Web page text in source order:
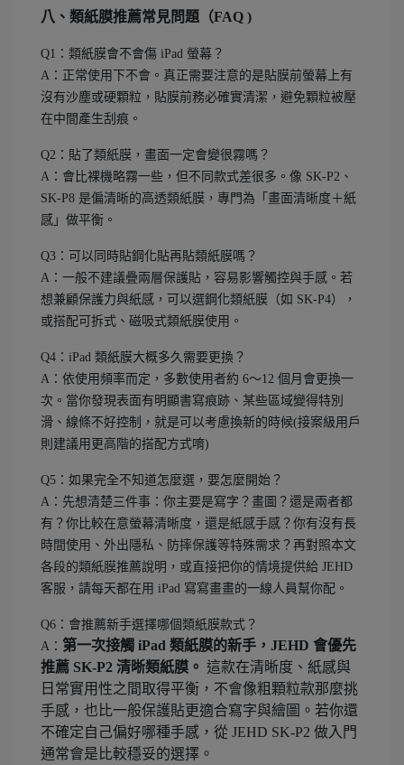
八、類紙膜推薦常見問題（FAQ )
Q1：類紙膜會不會傷 iPad 螢幕？
A：正常使用下不會。真正需要注意的是貼膜前螢幕上有
沒有沙塵或硬顆粒，貼膜前務必確實清潔，避免顆粒被壓
在中間產生刮痕。
Q2：貼了類紙膜，畫面一定會變很霧嗎？
A：會比裸機略霧一些，但不同款式差很多。像 SK-P2、
SK-P8 是偏清晰的高透類紙膜，專門為「畫面清晰度＋紙
感」做平衡。
Q3：可以同時貼鋼化貼再貼類紙膜嗎？
A：一般不建議疊兩層保護貼，容易影響觸控與手感。若
想兼顧保護力與紙感，可以選鋼化類紙膜（如 SK-P4），
或搭配可拆式、磁吸式類紙膜使用。
Q4：iPad 類紙膜大概多久需要更換？
A：依使用頻率而定，多數使用者約 6～12 個月會更換一
次。當你發現表面有明顯書寫痕跡、某些區域變得特別
滑、線條不好控制，就是可以考慮換新的時候(接案級用戶
則建議用更高階的搭配方式唷)
Q5：如果完全不知道怎麼選，要怎麼開始？
A：先想清楚三件事：你主要是寫字？畫圖？還是兩者都
有？你比較在意螢幕清晰度，還是紙感手感？你有沒有長
時間使用、外出隱私、防摔保護等特殊需求？再對照本文
各段的類紙膜推薦說明，或直接把你的情境提供給 JEHD
客服，請每天都在用 iPad 寫寫畫畫的一線人員幫你配。
Q6：會推薦新手選擇哪個類紙膜款式？
A： 第一次接觸 iPad 類紙膜的新手，JEHD 會優先
推薦 SK-P2 清晰類紙膜。 這款在清晰度、紙感與
日常實用性之間取得平衡，不會像粗顆粒款那麼挑
手感，也比一般保護貼更適合寫字與繪圖。若你還
不確定自己偏好哪種手感，從 JEHD SK-P2 做入門
通常會是比較穩妥的選擇。